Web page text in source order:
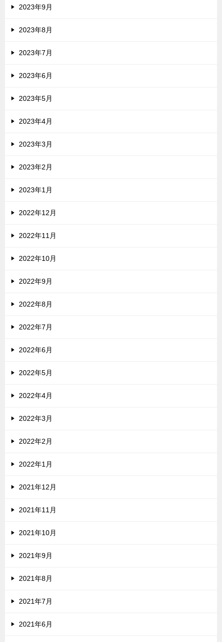
2023年9月
2023年8月
2023年7月
2023年6月
2023年5月
2023年4月
2023年3月
2023年2月
2023年1月
2022年12月
2022年11月
2022年10月
2022年9月
2022年8月
2022年7月
2022年6月
2022年5月
2022年4月
2022年3月
2022年2月
2022年1月
2021年12月
2021年11月
2021年10月
2021年9月
2021年8月
2021年7月
2021年6月